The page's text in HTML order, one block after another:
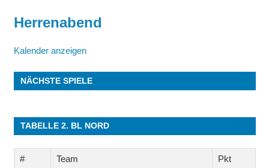
Herrenabend
Kalender anzeigen
NÄCHSTE SPIELE
TABELLE 2. BL NORD
# Team Pkt